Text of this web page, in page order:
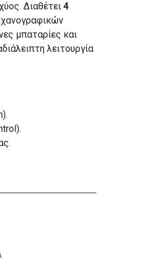
Διαθέτει 4
μπαταρίες και
λειτουργία